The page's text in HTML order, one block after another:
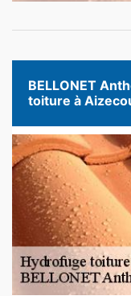
BELLONET
toiture à